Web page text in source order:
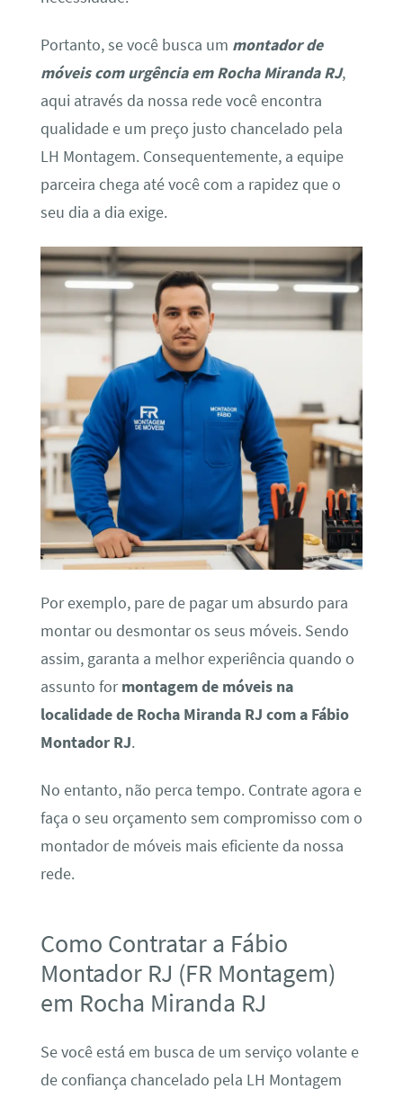
Portanto, se você busca um montador de
móveis com urgência em Rocha Miranda RJ,
aqui através da nossa rede você encontra
qualidade e um preço justo chancelado pela
LH Montagem. Consequentemente, a equipe
parceira chega até você com a rapidez que o
seu dia a dia exige.
Por exemplo, pare de pagar um absurdo para
montar ou desmontar os seus móveis. Sendo
assim, garanta a melhor experiência quando o
assunto formontagem de móveis na
localidade de Rocha Miranda RJ com a Fábio
Montador RJ.
No entanto, não perca tempo. Contrate agora e
faça o seu orçamento sem compromisso com o
montador de móveis mais eficiente da nossa
rede.
Como Contratar a Fábio
Montador RJ (FR Montagem)
em Rocha Miranda RJ
Se você está em busca de um serviço volante e
de confiança chancelado pela LH Montagem